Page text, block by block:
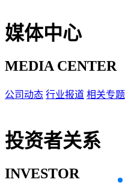
媒体中心
MEDIA CENTER
公司动态 行业报道 相关专题
投资者关系
INVESTOR